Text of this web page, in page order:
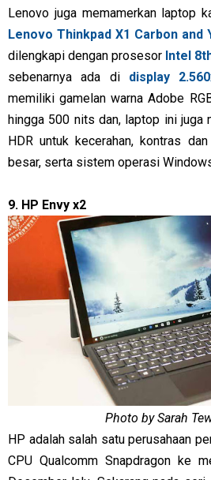
Lenovo juga memamerkan laptop
Lenovo Thinkpad X1 Carbon and
dilengkapi dengan prosesor Intel
sebenarnya ada di display
memiliki gamelan warna Adobe
hingga 500 nits dan, laptop ini juga
HDR untuk kecerahan, kontras
besar, serta sistem operasi
9. HP Envy x2
Photo by Sarah
HP adalah salah satu perusahaan
CPU Qualcomm Snapdragon ke